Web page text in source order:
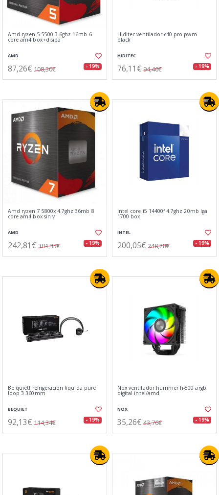
Amd ryzen 5 5500 3.6ghz 16mb 6
core am4 box+disipa
AMD
87,26€ 108,30€ - 19%
Hiditec ventilador c40 pro pwm
black
HIDITEC
76,11€ 94,46€ - 19%
Amd ryzen 7 5800x 4.7ghz 36mb 8
core am4 box sin v
AMD
242,81€ 301,35€ - 19%
Intel core i5 14400f 4.7ghz 20mb lga
1700 box
INTEL
200,05€ 248,28€ - 19%
Be quiet! refrigeración líquida pure
loop 3 360mm
BEQUIET
92,13€ 114,34€ - 19%
Nox ventilador hummer h-500 argb
digital intel/amd
NOX
35,26€ 43,76€ - 19%